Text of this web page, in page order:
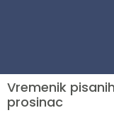
Vremenik
prosinac